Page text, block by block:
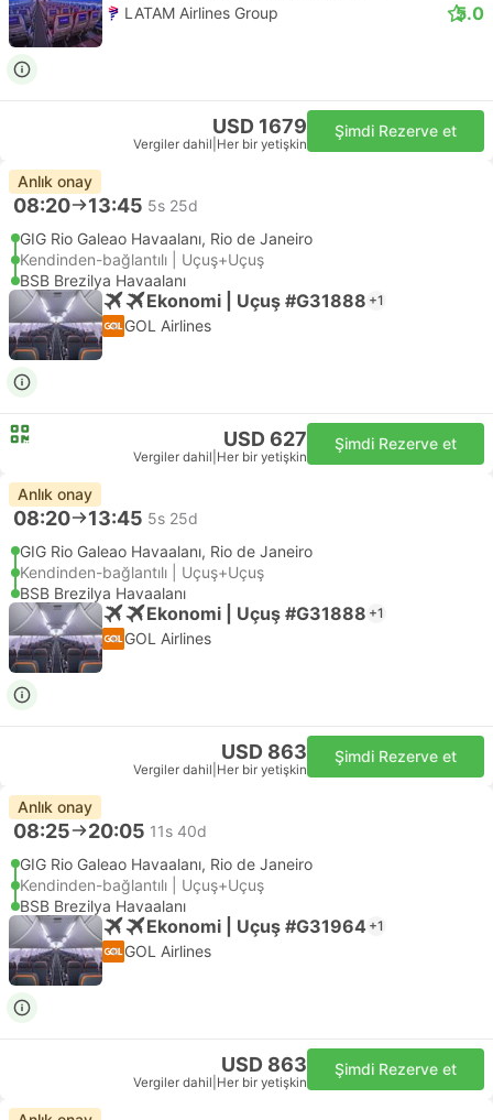
LATAM Airlines Group 5.0
USD 1679
Vergiler dahil Her bir yetişkin
Şimdi Rezerve et
Anlık onay
08:20 13:45 5s 25d
GIG Rio Galeao Havaalanı, Rio de Janeiro
Kendinden-bağlantılı | Uçuş+Uçuş
BSB Brezilya Havaalanı
Ekonomi | Uçuş #G31888 +1
GOL Airlines
USD 627
Vergiler dahil Her bir yetişkin
Şimdi Rezerve et
Anlık onay
08:20 13:45 5s 25d
GIG Rio Galeao Havaalanı, Rio de Janeiro
Kendinden-bağlantılı | Uçuş+Uçuş
BSB Brezilya Havaalanı
Ekonomi | Uçuş #G31888 +1
GOL Airlines
USD 863
Vergiler dahil Her bir yetişkin
Şimdi Rezerve et
Anlık onay
08:25 20:05 11s 40d
GIG Rio Galeao Havaalanı, Rio de Janeiro
Kendinden-bağlantılı | Uçuş+Uçuş
BSB Brezilya Havaalanı
Ekonomi | Uçuş #G31964 +1
GOL Airlines
USD 863
Vergiler dahil Her bir yetişkin
Şimdi Rezerve et